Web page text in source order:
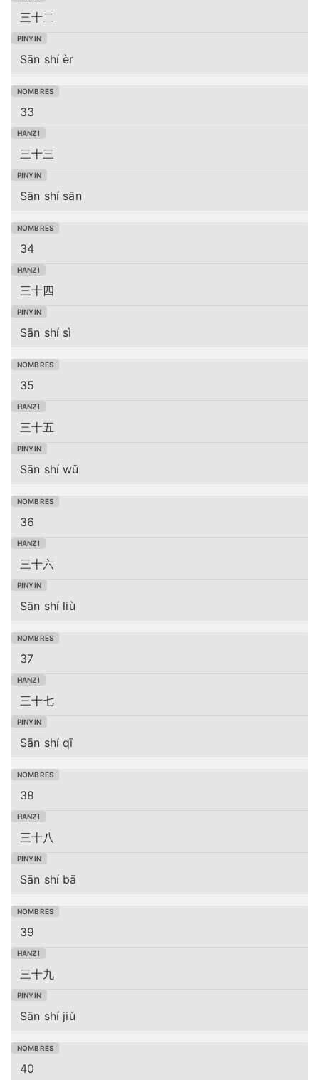
三十二
Sān shí èr
33
三十三
Sān shí sān
34
三十四
Sān shí sì
35
三十五
Sān shí wǔ
36
三十六
Sān shí liù
37
三十七
Sān shí qī
38
三十八
Sān shí bā
39
三十九
Sān shí jiǔ
40